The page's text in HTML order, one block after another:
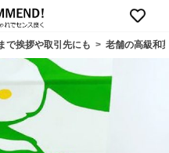
で挨拶や取引先にも > 老舗の高級和